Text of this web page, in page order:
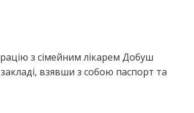
з сімейним лікарем Добуш
взявши з собою паспорт та